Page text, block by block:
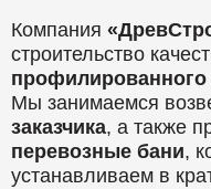
Компания
строительство
профилированного
Мы занимаемся
заказчика, а также
перевозные бани,
устанавливаем в